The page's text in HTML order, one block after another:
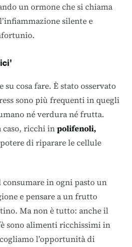
un ormone che si chiama
silente e
cosa fare. È stato osservato
sono più frequenti in quegli
né verdura né frutta.
ricchi inpolifenoli,
di riparare le cellule
in ogni pasto un
e pensare a un frutto
Ma non è tutto: anche il
sono alimenti ricchissimi in
l’opportunità di